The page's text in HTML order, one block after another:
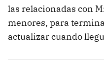
las relacionadas con
menores, para
actualizar cuando